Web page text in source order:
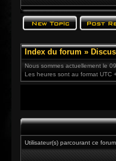
Index du forum »
Nous sommes actuellement le
Les heures sont au format UTC
Utilisateur(s) parcourant ce